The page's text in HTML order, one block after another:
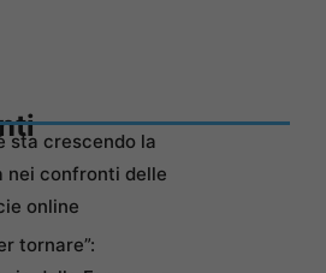
sta crescendo la
nei confronti delle
online
tornare”: